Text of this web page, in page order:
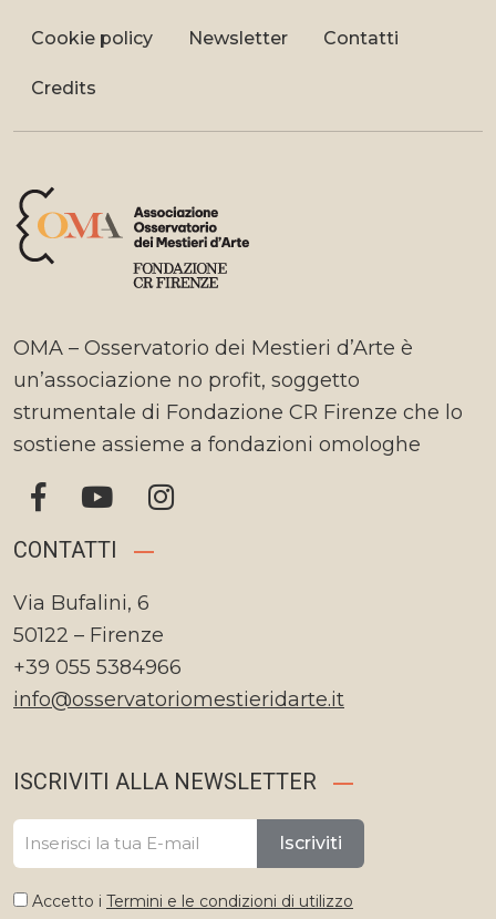
Cookie policy Newsletter Contatti
Credits
OMA – Osservatorio dei Mestieri d’Arte è
un’associazione no profit, soggetto
strumentale di Fondazione CR Firenze che lo
sostiene assieme a fondazioni omologhe
CONTATTI
Via Bufalini, 6
50122 – Firenze
+39 055 5384966
info@osservatoriomestieridarte.it
ISCRIVITI ALLA NEWSLETTER
Iscriviti
Accetto i Termini e le condizioni di utilizzo